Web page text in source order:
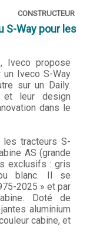
CONSTRUCTEUR
S-Way pour les
Iveco propose
Iveco S-Way
sur un Daily.
et leur design
dans le
les tracteurs S-
AS (grande
exclusifs : gris
blanc. Il se
2025 » et par
Doté de
aluminium
cabine, et